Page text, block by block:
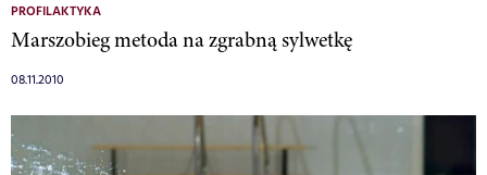
PROFILAKTYKA
Marszobieg metoda na zgrabną sylwetkę
08.11.2010